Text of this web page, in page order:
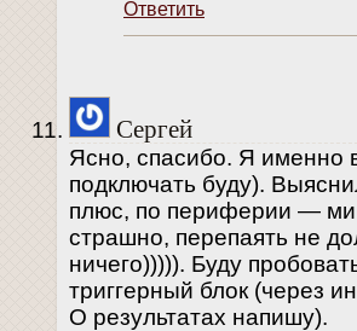
Ответить
Сергей
Ясно, спасибо. Я именно
подключать буду).
плюс, по периферии —
страшно, перепаять не
ничего))))). Буду
триггерный блок (через
О результатах напишу).